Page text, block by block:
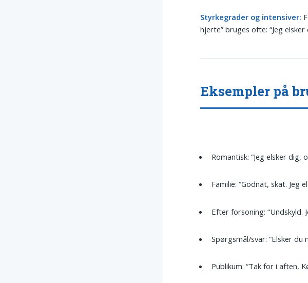
Styrkegrader og intensiver:
hjerte” bruges ofte: “Jeg elsker
Eksempler på
Romantisk: “Jeg elsker dig,
Familie: “Godnat, skat. Jeg
Efter forsoning: “Undskyld.
Spørgsmål/svar: “Elsker du
Publikum: “Tak for i aften,